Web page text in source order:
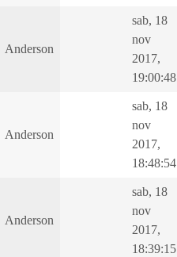
Anderson
sab, 18
nov
2017,
19:00:48
Anderson
sab, 18
nov
2017,
18:48:54
Anderson
sab, 18
nov
2017,
18:39:15